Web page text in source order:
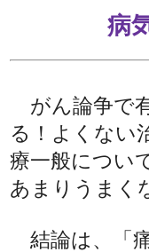
病
がん論争で
る！よくない
療一般につい
あまりうまく
結論は、「